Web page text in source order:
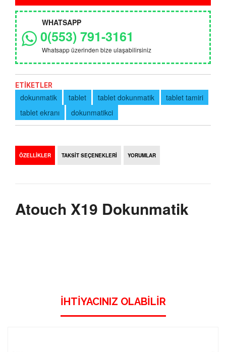
WHATSAPP
0(553) 791-3161
Whatsapp üzerinden bize ulaşabilirsiniz
ETİKETLER
dokunmatik tablet tablet dokunmatik
tablet tamiri
tablet ekranı
dokunmatikci
ÖZELLİKLER TAKSİT SEÇENEKLERİ YORUMLAR
Atouch X19 Dokunmatik
İHTIYACINIZ OLABILIR